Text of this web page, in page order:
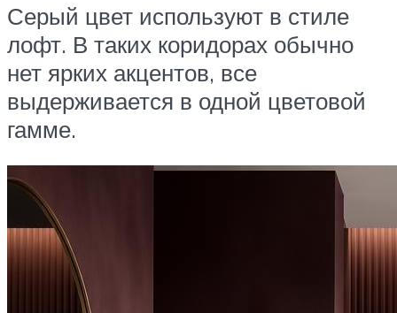
Серый цвет используют в стиле
лофт. В таких коридорах обычно
нет ярких акцентов, все
выдерживается в одной цветовой
гамме.